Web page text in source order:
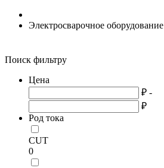
Электросварочное оборудование
Поиск фильтру
Цена
₽ -
₽
Род тока
CUT
0